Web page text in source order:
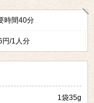
時間40分
円/1人分
1袋35g